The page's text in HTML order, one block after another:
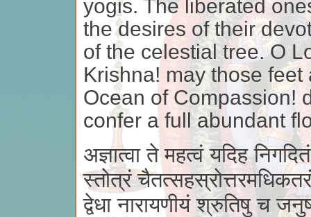
yogis. The liberated
the desires of their
of the celestial tree. O
Krishna! may those
Ocean of Compassion!
confer a full abundant
अज्ञात्वा ते महत्वं यदिह
स्तोत्रं
द्वेधा नारायणीयं श्रुतिषु च